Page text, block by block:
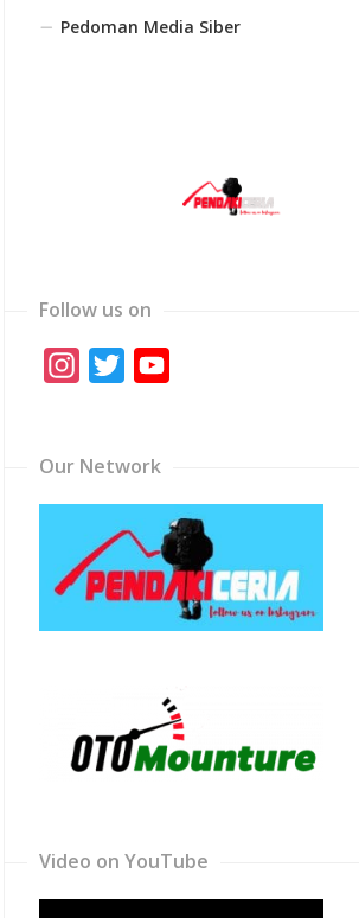
Pedoman Media Siber
Follow us on
Instagram
Twitter
Our Network
Video on YouTube